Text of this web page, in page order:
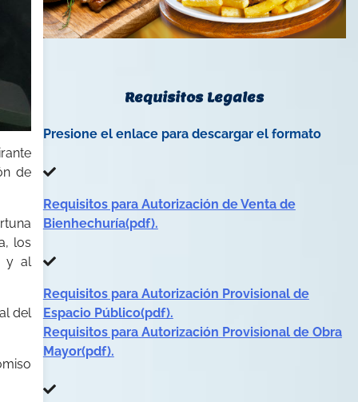
de
los
y al
del
Requisitos Legales
Presione el enlace para descargar el formato
Requisitos para Autorización de Venta de
Bienhechuría(pdf).
Requisitos para Autorización Provisional de
Espacio Público(pdf).
Requisitos para Autorización Provisional de Obra
Mayor(pdf).